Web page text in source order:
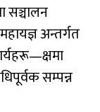
सञ्चालन
अन्तर्गत
सम्पन्न